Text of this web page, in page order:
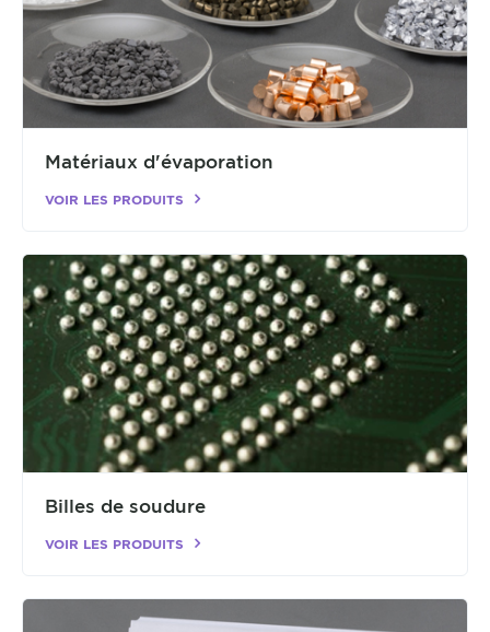
Matériaux d'évaporation
VOIR LES PRODUITS
Billes de soudure
VOIR LES PRODUITS